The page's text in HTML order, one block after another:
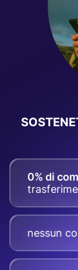
0% di
nessun